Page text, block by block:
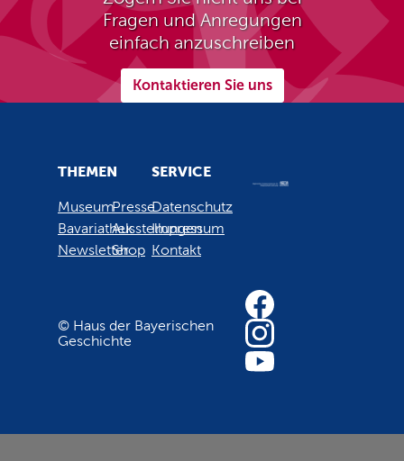
Fragen und Anregungen
einfach anzuschreiben
Kontaktieren Sie uns
THEMEN
Museum
Bavariathek
Newsletter
Presse
Ausstellungen
Shop
SERVICE
Datenschutz
Impressum
Kontakt
© Haus der Bayerischen
Geschichte